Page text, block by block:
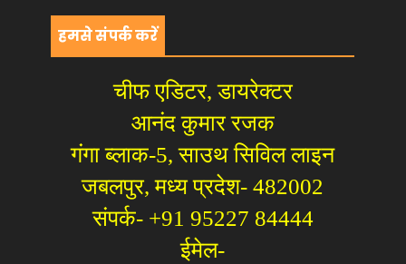
हमसे संपर्क करें
चीफ एडिटर, डायरेक्टर
आनंद कुमार रजक
गंगा ब्लाक-5, साउथ सिविल लाइन
जबलपुर, मध्य प्रदेश- 482002
संपर्क- +91 95227 84444
ईमेल-